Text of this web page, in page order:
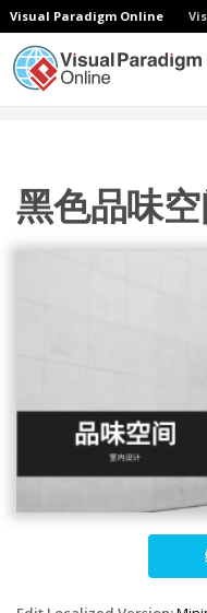
Visual Paradigm Online
黑色品味